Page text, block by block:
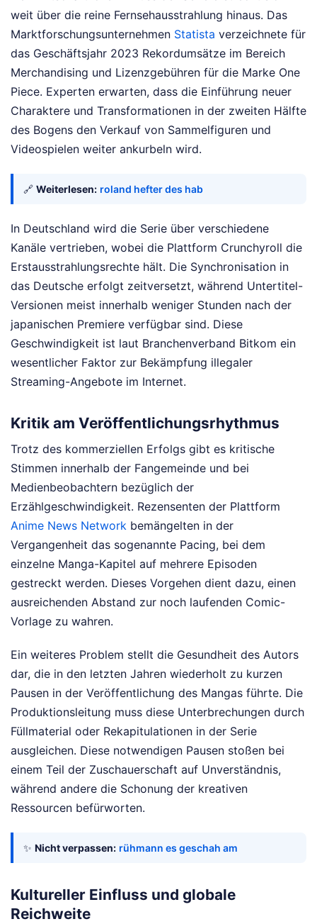
weit über die reine Fernsehausstrahlung hinaus. Das
Marktforschungsunternehmen Statista verzeichnete für
das Geschäftsjahr 2023 Rekordumsätze im Bereich
Merchandising und Lizenzgebühren für die Marke One
Piece. Experten erwarten, dass die Einführung neuer
Charaktere und Transformationen in der zweiten Hälfte
des Bogens den Verkauf von Sammelfiguren und
Videospielen weiter ankurbeln wird.
🔗 Weiterlesen: roland hefter des hab
In Deutschland wird die Serie über verschiedene
Kanäle vertrieben, wobei die Plattform Crunchyroll die
Erstausstrahlungsrechte hält. Die Synchronisation in
das Deutsche erfolgt zeitversetzt, während Untertitel-
Versionen meist innerhalb weniger Stunden nach der
japanischen Premiere verfügbar sind. Diese
Geschwindigkeit ist laut Branchenverband Bitkom ein
wesentlicher Faktor zur Bekämpfung illegaler
Streaming-Angebote im Internet.
Kritik am Veröffentlichungsrhythmus
Trotz des kommerziellen Erfolgs gibt es kritische
Stimmen innerhalb der Fangemeinde und bei
Medienbeobachtern bezüglich der
Erzählgeschwindigkeit. Rezensenten der Plattform
Anime News Network bemängelten in der
Vergangenheit das sogenannte Pacing, bei dem
einzelne Manga-Kapitel auf mehrere Episoden
gestreckt werden. Dieses Vorgehen dient dazu, einen
ausreichenden Abstand zur noch laufenden Comic-
Vorlage zu wahren.
Ein weiteres Problem stellt die Gesundheit des Autors
dar, die in den letzten Jahren wiederholt zu kurzen
Pausen in der Veröffentlichung des Mangas führte. Die
Produktionsleitung muss diese Unterbrechungen durch
Füllmaterial oder Rekapitulationen in der Serie
ausgleichen. Diese notwendigen Pausen stoßen bei
einem Teil der Zuschauerschaft auf Unverständnis,
während andere die Schonung der kreativen
Ressourcen befürworten.
✨ Nicht verpassen: rühmann es geschah am
Kultureller Einfluss und globale
Reichweite